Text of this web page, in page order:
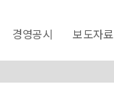
경영공시 보도자료